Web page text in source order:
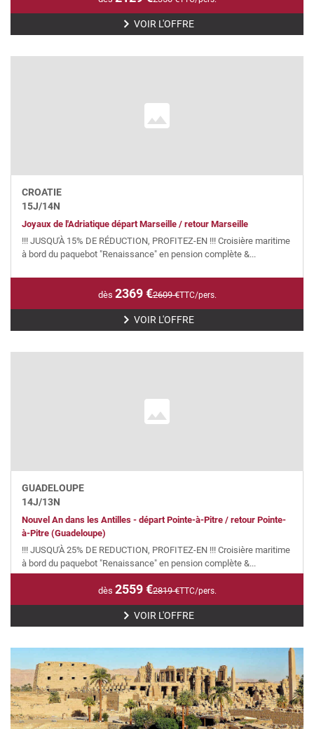
VOIR L'OFFRE
CROATIE
15J/14N
Joyaux de l'Adriatique départ Marseille / retour Marseille
!!! JUSQU'À 15% DE RÉDUCTION, PROFITEZ-EN !!! Croisière maritime
à bord du paquebot "Renaissance" en pension complète &...
dès 2369€2609€TTC/pers.
VOIR L'OFFRE
GUADELOUPE
14J/13N
Nouvel An dans les Antilles - départ Pointe-à-Pitre / retour Pointe-
à-Pitre (Guadeloupe)
!!! JUSQU'À 25% DE REDUCTION, PROFITEZ-EN !!! Croisière maritime
à bord du paquebot "Renaissance" en pension complète &...
dès 2559€2819€TTC/pers.
VOIR L'OFFRE